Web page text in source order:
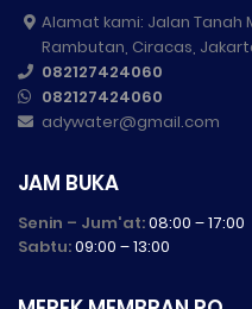
Alamat kami: Jalan Tanah
Rambutan, Ciracas,
082127424060
082127424060
adywater@gmail.com
JAM BUKA
Senin – Jum'at:08:00 – 17:00
Sabtu:09:00 – 13:00